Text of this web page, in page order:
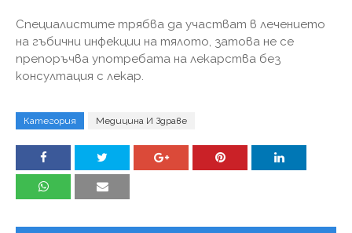
Специалистите трябва да участват в лечението
на гъбични инфекции на тялото, затова не се
препоръчва употребата на лекарства без
консултация с лекар.
Категория Медицина И Здраве